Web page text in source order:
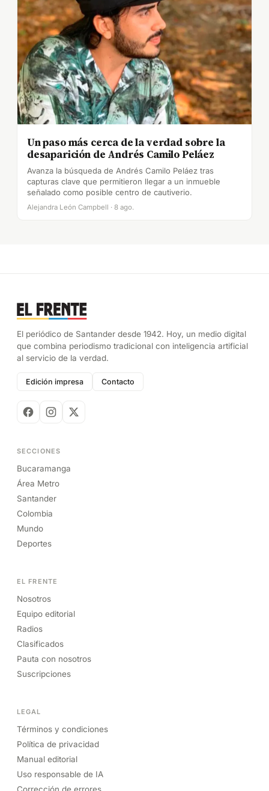
Un paso más cerca de la verdad sobre la
desaparición de Andrés Camilo Peláez
Avanza la búsqueda de Andrés Camilo Peláez tras
capturas clave que permitieron llegar a un inmueble
señalado como posible centro de cautiverio.
Alejandra León Campbell · 8 ago.
El periódico de Santander desde 1942. Hoy, un medio digital
que combina periodismo tradicional con inteligencia artificial
al servicio de la verdad.
Edición impresa Contacto
SECCIONES
Bucaramanga
Área Metro
Santander
Colombia
Mundo
Deportes
EL FRENTE
Nosotros
Equipo editorial
Radios
Clasificados
Pauta con nosotros
Suscripciones
LEGAL
Términos y condiciones
Política de privacidad
Manual editorial
Uso responsable de IA